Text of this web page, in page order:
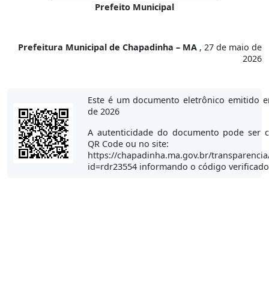
Prefeito Municipal
Prefeitura Municipal de Chapadinha – MA , 27 de maio de
2026
Este é um documento eletrônico emitido
de 2026
A autenticidade do documento pode ser
QR Code ou no site:
https://chapadinha.ma.gov.br/
id=rdr23554 informando o código